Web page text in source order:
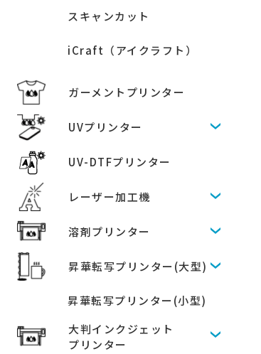
スキャンカット
iCraft（アイクラフト）
ガーメントプリンター
UVプリンター
UV-DTFプリンター
レーザー加工機
溶剤プリンター
昇華転写プリンター(大型)
昇華転写プリンター(小型)
大判インクジェット
プリンター